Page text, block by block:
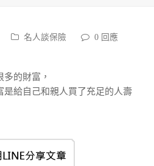
名人談保險
0 回應
的財富，
是給自己和親人買了充足的人壽